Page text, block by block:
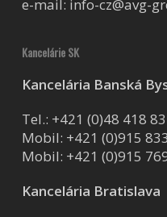
e-mail: info-cz@avg-
Kancelárie SK
Kancelária Banská
Tel.: +421 (0)48 418
Mobil: +421 (0)915
Mobil: +421 (0)915
Kancelária Bratislava